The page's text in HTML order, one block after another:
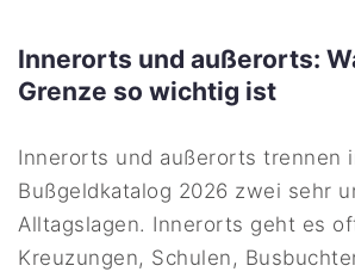
Innerorts und außerorts:
Grenze so wichtig ist
Innerorts und außerorts trennen
Bußgeldkatalog 2026 zwei sehr
Alltagslagen. Innerorts geht es
Kreuzungen, Schulen,